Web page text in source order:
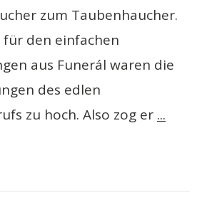
zum Taubenhaucher.
für den einfachen
aus Funerál waren die
des edlen
zu hoch. Also zog er ...